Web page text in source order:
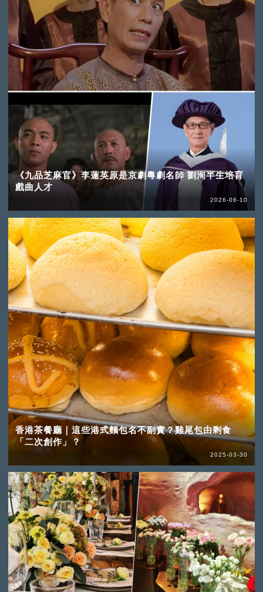
《九品芝麻官》李蓮英原是京劇粵劇名師 劉洵半生培育
戲曲人才
2026-06-10
香港茶餐廳｜這些港式麵包名不副實？雞尾包由剩食
「二次創作」？
2025-03-30